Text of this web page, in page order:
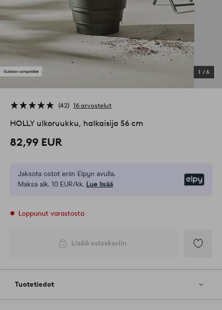
1 /6
42 16 arvostelut
HOLLY ulkoruukku, halkaisija 56 cm
82,99 EUR
Jaksota ostot eriin Elpyn avulla.
Maksa alk. 10 EUR/kk. Lue lisää
Loppunut varastosta
Lisää ostoskoriin
Tuotetiedot